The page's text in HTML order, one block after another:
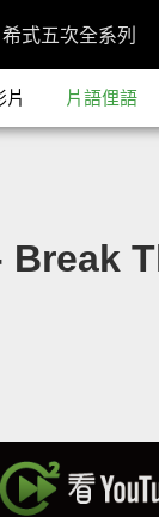
希式五次全系列
片 片語俚語
Break